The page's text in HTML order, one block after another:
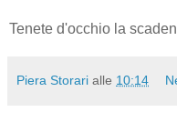
Tenete d'occhio la
Piera Storari alle 10:14